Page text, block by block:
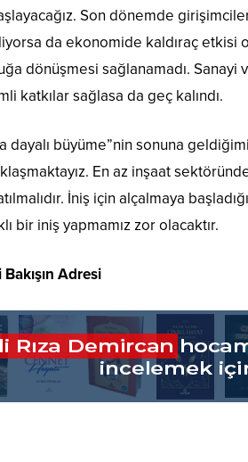
Son dönemde
da ekonomide kaldıraç etkisi
dönüşmesi sağlanamadı.
katkılar sağlasa da geç kalındı.
dayalı büyüme”nin sonuna
En az inşaat
İniş için alçalmaya
bir iniş yapmamız zor olacaktır.
Adresi